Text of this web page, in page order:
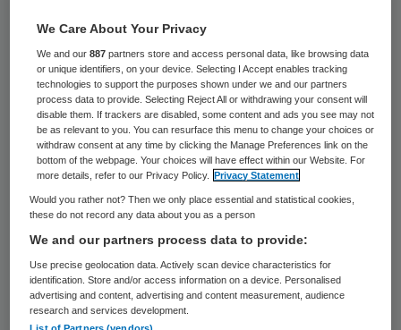
januari 2012 geen ziekenhuizen meer die
niet voldoen aan de kwaliteitsnormen die de
Nederlandse Vereniging voor Heelkunde
(NVvH) voor een achttal operaties heeft
vastgesteld.
Specialisatie en concentratie
Vooruitlopend hierop willen de
zorgverzekeraars van Achmea dit jaar
samen met de ziekenhuizen de stap gaan
We Care About Your Privacy
We and our887 partners store and access personal data, like browsing data
or unique identifiers, on your device. Selecting I Accept enables tracking
technologies to support the purposes shown under we and our partners
process data to provide. Selecting Reject All or withdrawing your consent will
disable them. If trackers are disabled, some content and ads you see may not
be as relevant to you. You can resurface this menu to change your choices or
withdraw consent at any time by clicking the Manage Preferences link on the
bottom of the webpage. Your choices will have effect within our Website. For
more details, refer to our Privacy Policy.
Privacy Statement
Would you rather not? Then we only place essential and statistical cookies,
these do not record any data about you as a person
We and our partners process data to provide:
Use precise geolocation data. Actively scan device characteristics for
identification. Store and/or access information on a device. Personalised
advertising and content, advertising and content measurement, audience
research and services development.
List of Partners (vendors)